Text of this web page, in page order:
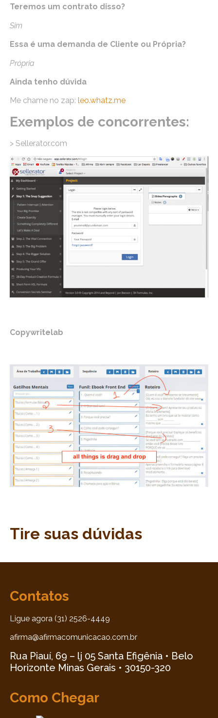
Teremos um contrato disso?
Sim
Essa é uma demanda de Cliente ou Própria?
Própria
Ainda tenho dúvida
Me chame no zap: leo.whatz.me
Exemplos de concorrentes:
> Sellerator.com
Copywritelab
Tire suas dúvidas
Contatos
Ligue agora (31) 2526-4449
afirma@afirmacomunicacao.com.br
Rua Piauí, 69 – lj 05 Santa Efigênia • Belo
Horizonte Minas Gerais • 30150-320
Como Chegar